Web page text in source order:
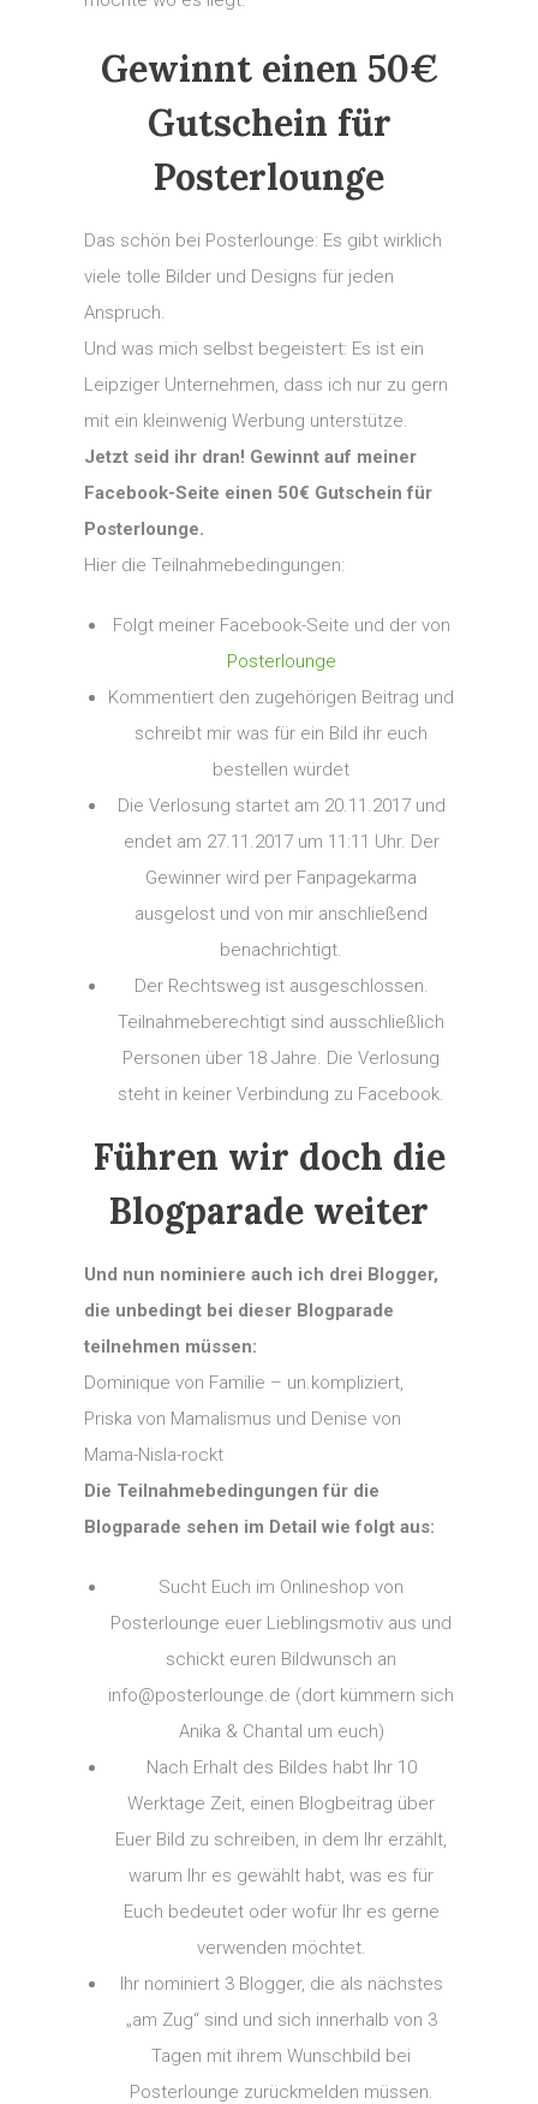
Gewinnt einen 50€
Gutschein für
Posterlounge
Das schön bei Posterlounge: Es gibt wirklich
viele tolle Bilder und Designs für jeden
Anspruch.
Und was mich selbst begeistert: Es ist ein
Leipziger Unternehmen, dass ich nur zu gern
mit ein kleinwenig Werbung unterstütze.
Jetzt seid ihr dran! Gewinnt auf meiner
Facebook-Seite einen 50€ Gutschein für
Posterlounge.
Hier die Teilnahmebedingungen:
Folgt meiner Facebook-Seite und der von
Posterlounge
Kommentiert den zugehörigen Beitrag und
schreibt mir was für ein Bild ihr euch
bestellen würdet
Die Verlosung startet am 20.11.2017 und
endet am 27.11.2017 um 11:11 Uhr. Der
Gewinner wird per Fanpagekarma
ausgelost und von mir anschließend
benachrichtigt.
Der Rechtsweg ist ausgeschlossen.
Teilnahmeberechtigt sind ausschließlich
Personen über 18 Jahre. Die Verlosung
steht in keiner Verbindung zu Facebook.
Führen wir doch die
Blogparade weiter
Und nun nominiere auch ich drei Blogger,
die unbedingt bei dieser Blogparade
teilnehmen müssen:
Dominique von Familie – un.kompliziert,
Priska von Mamalismus und Denise von
Mama-Nisla-rockt
Die Teilnahmebedingungen für die
Blogparade sehen im Detail wie folgt aus:
Sucht Euch im Onlineshop von
Posterlounge euer Lieblingsmotiv aus und
schickt euren Bildwunsch an
info@posterlounge.de (dort kümmern sich
Anika & Chantal um euch)
Nach Erhalt des Bildes habt Ihr 10
Werktage Zeit, einen Blogbeitrag über
Euer Bild zu schreiben, in dem Ihr erzählt,
warum Ihr es gewählt habt, was es für
Euch bedeutet oder wofür Ihr es gerne
verwenden möchtet.
Ihr nominiert 3 Blogger, die als nächstes
„am Zug“ sind und sich innerhalb von 3
Tagen mit ihrem Wunschbild bei
Posterlounge zurückmelden müssen.